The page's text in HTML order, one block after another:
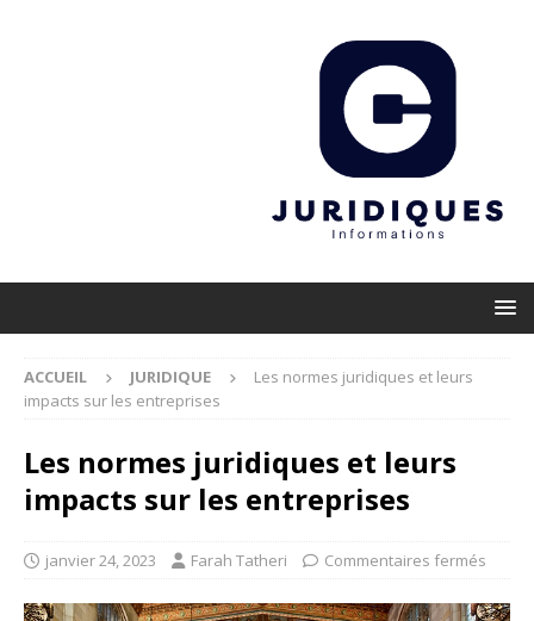
ACCUEIL JURIDIQUE
Les normes juridiques et leurs
impacts sur les entreprises
Les normes juridiques et leurs
impacts sur les entreprises
janvier 24, 2023 Farah Tatheri Commentaires fermés